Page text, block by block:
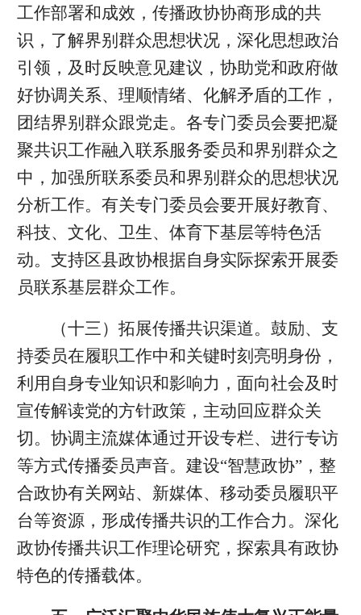
工作部署和成效，传播政协协商形成的共
识，了解界别群众思想状况，深化思想政治
引领，及时反映意见建议，协助党和政府做
好协调关系、理顺情绪、化解矛盾的工作，
团结界别群众跟党走。各专门委员会要把凝
聚共识工作融入联系服务委员和界别群众之
中，加强所联系委员和界别群众的思想状况
分析工作。有关专门委员会要开展好教育、
科技、文化、卫生、体育下基层等特色活
动。支持区县政协根据自身实际探索开展委
员联系基层群众工作。
（十三）拓展传播共识渠道。鼓励、支
持委员在履职工作中和关键时刻亮明身份，
利用自身专业知识和影响力，面向社会及时
宣传解读党的方针政策，主动回应群众关
切。协调主流媒体通过开设专栏、进行专访
等方式传播委员声音。建设“智慧政协”，整
合政协有关网站、新媒体、移动委员履职平
台等资源，形成传播共识的工作合力。深化
政协传播共识工作理论研究，探索具有政协
特色的传播载体。